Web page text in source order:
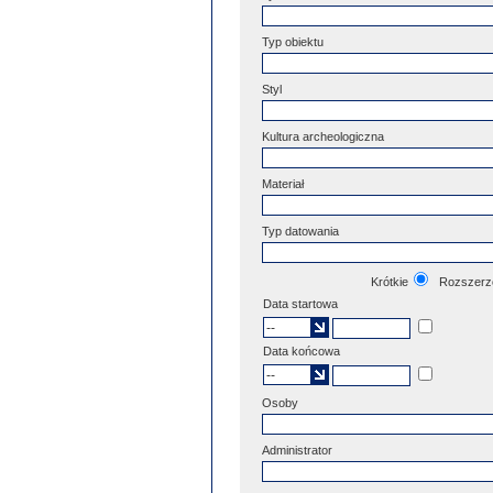
Typ obiektu
Styl
Kultura archeologiczna
Materiał
Typ datowania
Krótkie
Data startowa
Data końcowa
Osoby
Administrator